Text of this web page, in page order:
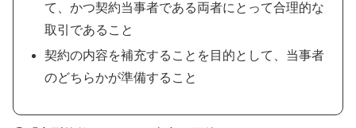
て、かつ契約当事者である両者にとって合理的な
取引であること
契約の内容を補充することを目的として、当事者
のどちらかが準備すること